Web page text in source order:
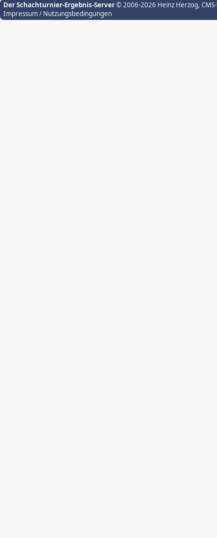
Der Schachturnier-Ergebnis-Server© 2006-2026 Heinz Herzog,
Impressum / Nutzungsbedingungen